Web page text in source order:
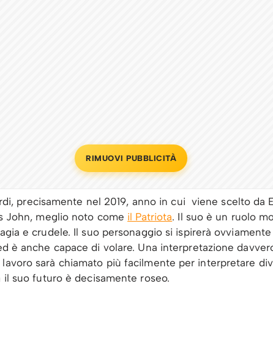
RIMUOVI PUBBLICITÀ
precisamente nel 2019, anno in cui viene scelto da
John, meglio noto come il Patriota. Il suo è un ruolo
e crudele. Il suo personaggio si ispirerà ovviamente
è anche capace di volare. Una interpretazione
sarà chiamato più facilmente per interpretare
suo futuro è decisamente roseo.